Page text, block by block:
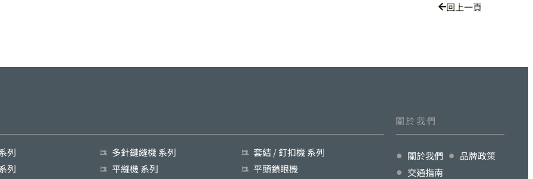
回上一頁
列
列
多針鏈縫機 系列
平縫機 系列
套結 / 釘扣機 系列
平頭鎖眼機
關於我們
關於我們
品牌政策
交通指南